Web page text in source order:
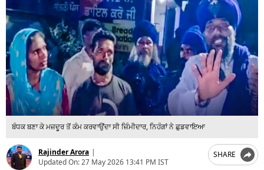
ਬੰਧਕ ਬਣਾ ਕੇ ਮਜ਼ਦੂਰ ਤੋਂ ਕੰਮ ਕਰਵਾਉਂਦਾ ਸੀ ਜ਼ਿੰਮੀਦਾਰ, ਨਿਹੰਗਾਂ ਨੇ ਛੁਡਵਾਇਆ
Rajinder Arora |
Updated On:27 May 2026 13:41 PM IST
SHARE